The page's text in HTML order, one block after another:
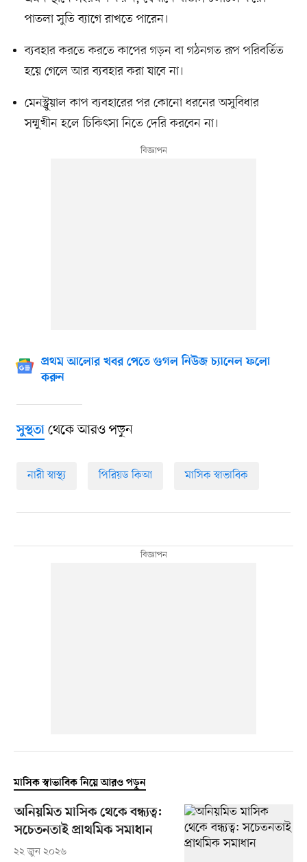
পাতলা সুতি ব্যাগে রাখতে পারেন।
ব্যবহার করতে করতে কাপের গড়ন বা গঠনগত রূপ পরিবর্তিত
হয়ে গেলে আর ব্যবহার করা যাবে না।
মেনস্ট্রুয়াল কাপ ব্যবহারের পর কোনো ধরনের অসুবিধার
সম্মুখীন হলে চিকিৎসা নিতে দেরি করবেন না।
প্রথম আলোর খবর পেতে গুগল নিউজ চ্যানেল ফলো
করুন
সুস্থতাথেকে আরও পড়ুন
নারী স্বাস্থ্য পিরিয়ড কিআ মাসিক স্বাভাবিক
মাসিক স্বাভাবিক নিয়ে আরও পড়ুন
অনিয়মিত মাসিক থেকে বন্ধ্যত্ব:
সচেতনতাই প্রাথমিক সমাধান
২২ জুন ২০২৬